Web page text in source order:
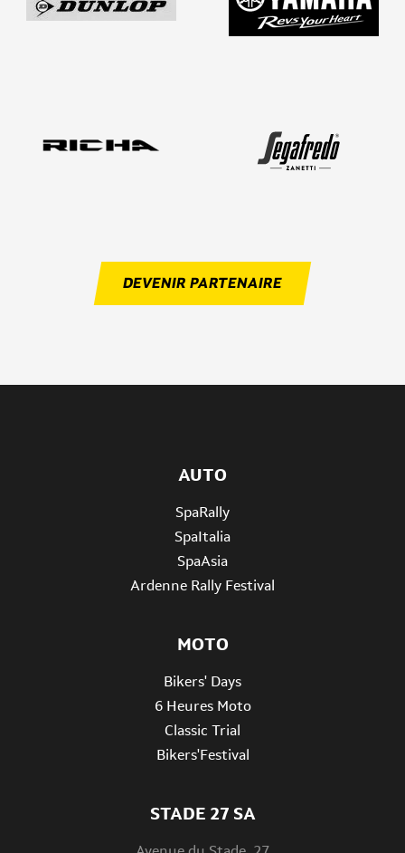
DEVENIR PARTENAIRE
STADE 27 SA
AUTO
SpaRally
SpaItalia
SpaAsia
Ardenne Rally Festival
MOTO
Bikers' Days
6 Heures Moto
Classic Trial
Bikers'Festival